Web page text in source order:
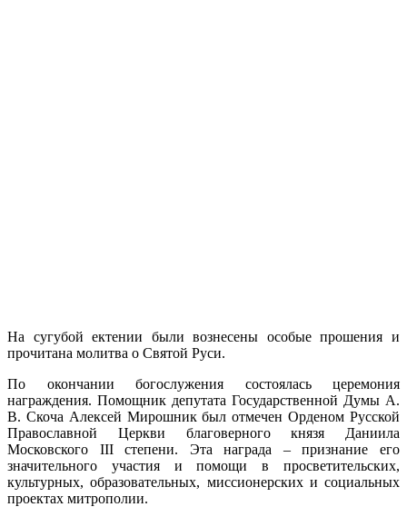
На сугубой ектении были вознесены особые прошения и
прочитана молитва о Святой Руси.
По окончании богослужения состоялась церемония
награждения. Помощник депутата Государственной Думы А.
В. Скоча Алексей Мирошник был отмечен Орденом Русской
Православной Церкви благоверного князя Даниила
Московского III степени. Эта награда – признание его
значительного участия и помощи в просветительских,
культурных, образовательных, миссионерских и социальных
проектах митрополии.